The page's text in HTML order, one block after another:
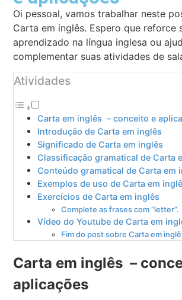
Oi pessoal, vamos trabalhar neste
Carta em inglês. Espero que reforce
aprendizado na língua inglesa ou
complementar suas atividades de
Atividades
Carta em inglês – conceito e
Introdução de Carta em inglês
Significado de Carta em inglês
Classificação gramatical de Carta
Conteúdo gramatical de Carta em
Exemplos de uso de Carta em
Exercícios de Carta em inglês
Complete as frases com “letter”.
Vídeo do Youtube de Carta em
Fim do post sobre Carta em
Carta em inglês –
aplicações